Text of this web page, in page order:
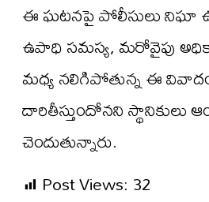
ఈ ఘటనపై పోలీసులు నిఘా
ఉపాధి సమస్య, మరోవైపు
మధ్య నలిగిపోతున్న ఈ
దారితీస్తుందోనని స్థానికులు
చెందుతున్నారు.
Post Views: 32